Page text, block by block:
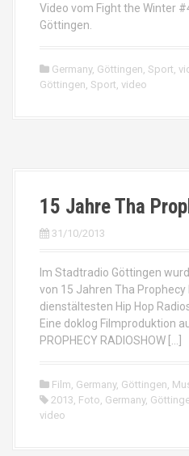
Video vom Fight the Winter
Göttingen.
Germany, Göttingen, Sport,
Göttingen, Sport, video
15 Jahre Tha
31/10/2013
Im Stadtradio Göttingen
von 15 Jahren Tha
dienstältesten Hip Hop
Eine doklog Filmproduktion
PROPHECY RADIOSHOW […]
Film, Germany, Göttingen,
2013, Foto, Germany,
video